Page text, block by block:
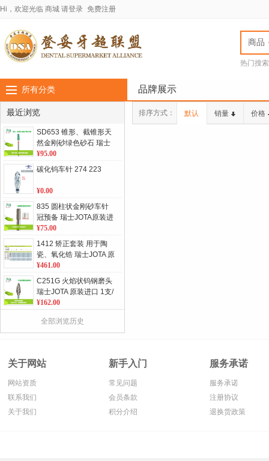
Hi，欢迎光临 商城 请登录 免费注册
商品
热门搜
所有分类 品牌展示
最近浏览
SD653 锥形、截锥形天
然金刚砂绿色砂石 瑞士
JOTA原装进口 1支/盒 单
位：盒
¥95.00
碳化钨车针 274 223
¥0.00
835 圆柱状金刚砂车针
冠预备 瑞士JOTA原装进
口 5支/板 单位：板
¥75.00
1412 矫正套装 用于陶
瓷、氧化锆 瑞士JOTA 原
装进口 单位：套
¥461.00
C251G 火焰状钨钢磨头
瑞士JOTA 原装进口 1支/
板 单位：板
¥162.00
859L 修长羽状邻面车针
针 瑞士JOTA原装进口 5
刚砂磨条 单/ 双面 10条/
全部浏览历史
排序方式： 默认 销量 价格
关于网站
网站资质
联系我们
关于我们
新手入门
常见问题
会员条款
积分介绍
服务承诺
服务承诺
注册协议
退换货政策